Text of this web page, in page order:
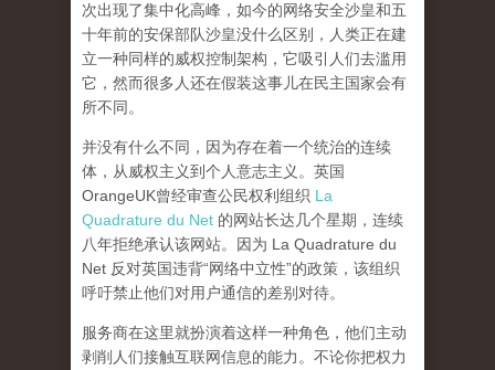
次出现了集中化高峰， 如今的网络安全沙皇和五
十年前的安保部队沙皇没什么区别，人类正在建
立一种同样的威权控制架构，它吸引人们去滥用
它，然而很多人还在假装这事儿在民主国家会有
所不同。
并没有什么不同，因为存在着一个统治的连续
体，从威权主义到个人意志主义。英国
OrangeUK曾经审查公民权利组织 La
Quadrature du Net 的网站长达几个星期，连续
八年拒绝承认该网站。因为 La Quadrature du
Net 反对英国违背“网络中立性”的政策，该组织
呼吁禁止他们对用户通信的差别对待。
服务商在这里就扮演着这样一种角色，他们主动
剥削人们接触互联网信息的能力。不论你把权力